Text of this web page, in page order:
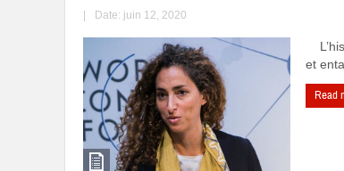
Date: juin 12, 2020
et
Read